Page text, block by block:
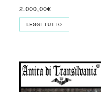
2.000,00€
LEGGI TUTTO